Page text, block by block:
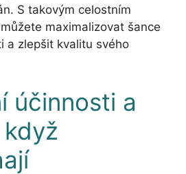
S takovým celostním
maximalizovat šance
a zlepšit kvalitu svého
účinnosti a